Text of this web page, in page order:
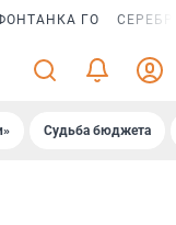
ГО
Судьба бюджета